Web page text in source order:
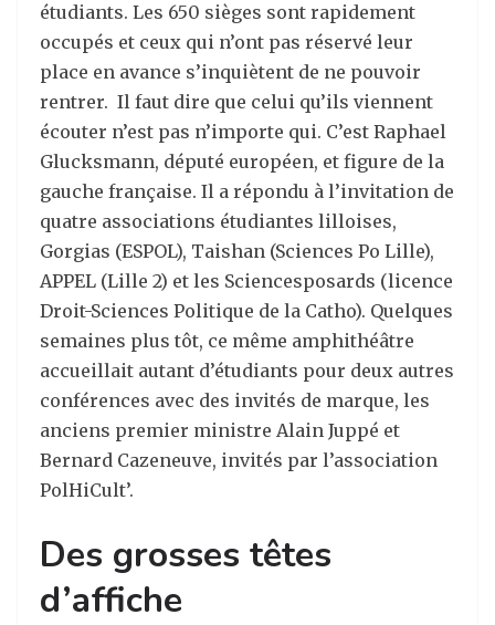
étudiants. Les 650 sièges sont rapidement
occupés et ceux qui n’ont pas réservé leur
place en avance s’inquiètent de ne pouvoir
rentrer. Il faut dire que celui qu’ils viennent
écouter n’est pas n’importe qui. C’est Raphael
Glucksmann, député européen, et figure de la
gauche française. Il a répondu à l’invitation de
quatre associations étudiantes lilloises,
Gorgias (ESPOL), Taishan (Sciences Po Lille),
APPEL (Lille 2) et les Sciencesposards (licence
Droit-Sciences Politique de la Catho). Quelques
semaines plus tôt, ce même amphithéâtre
accueillait autant d’étudiants pour deux autres
conférences avec des invités de marque, les
anciens premier ministre Alain Juppé et
Bernard Cazeneuve, invités par l’association
PolHiCult’.
Des grosses têtes
d’affiche